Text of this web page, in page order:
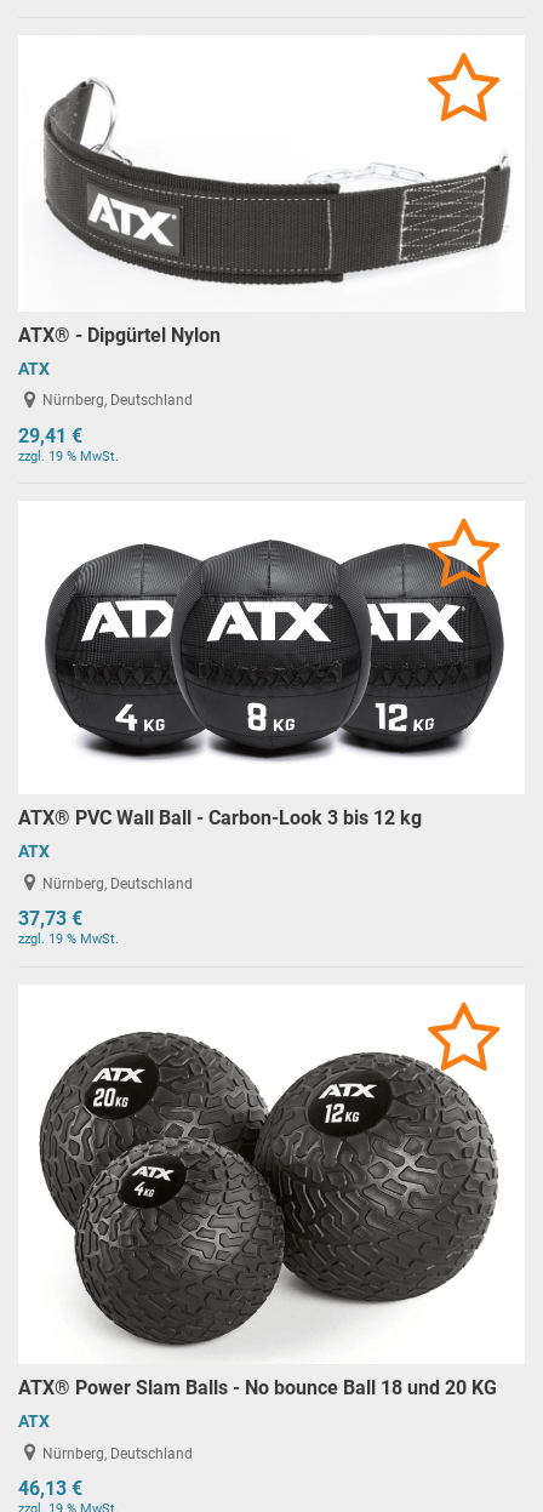
ATX® - Dipgürtel Nylon
ATX
Nürnberg, Deutschland
29,41 €
zzgl. 19 % MwSt.
ATX® PVC Wall Ball - Carbon-Look 3 bis 12 kg
ATX
Nürnberg, Deutschland
37,73 €
zzgl. 19 % MwSt.
ATX® Power Slam Balls - No bounce Ball 18 und 20 KG
ATX
Nürnberg, Deutschland
46,13 €